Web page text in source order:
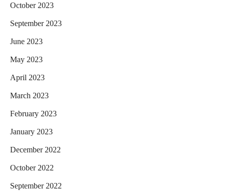
October 2023
September 2023
June 2023
May 2023
April 2023
March 2023
February 2023
January 2023
December 2022
October 2022
September 2022